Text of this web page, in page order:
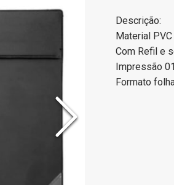
Descrição:
Material PVC
Com Refil e
Impressão
Formato